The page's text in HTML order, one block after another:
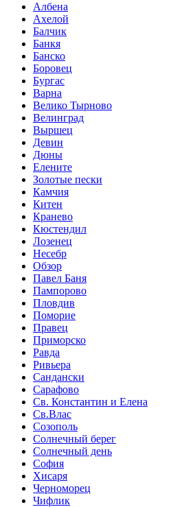
Албена
Ахелой
Балчик
Банкя
Банско
Боровец
Бургас
Варна
Велико Тырново
Велинград
Выршец
Девин
Дюны
Елените
Золотые пески
Камчия
Китен
Кранево
Кюстендил
Лозенец
Несебр
Обзор
Павел Баня
Пампорово
Пловдив
Поморие
Правец
Приморско
Равда
Ривьера
Сандански
Сарафово
Св. Константин и Елена
Св.Влас
Созополь
Солнечный берег
Солнечный день
София
Хисаря
Черноморец
Чифлик